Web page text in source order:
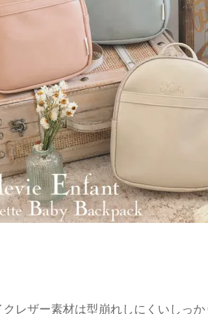
クレザー素材は型崩れしにくいしっ